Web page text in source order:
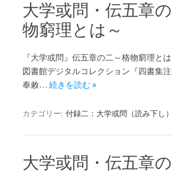
大学或問・伝五章
物窮理とは～
『大学或問』伝五章の二～格物窮理と
図書館デジタルコレクション『四書集
奉敕… 続きを読む »
カテゴリー: 付録二：大学或問（読み下し）
大学或問・伝五章